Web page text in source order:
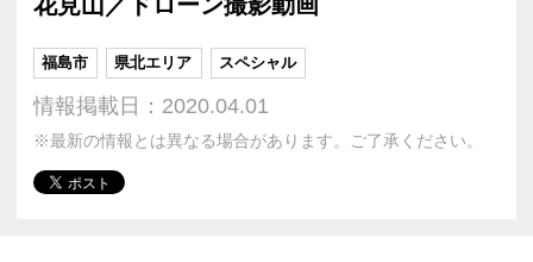
福島市 県北エリア スペシャル
情報掲載日：2020.04.01
※最新の情報とは異なる場合があります。ご了承ください。